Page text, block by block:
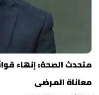
متحدث الصحة: إنهاء
معاناة المرضى